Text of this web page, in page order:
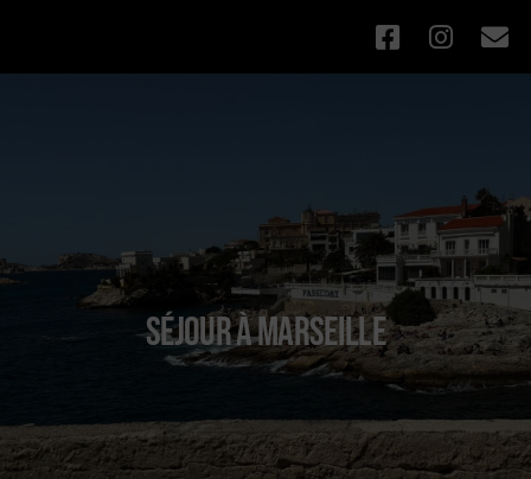
SÉJOUR À MARSEILLE